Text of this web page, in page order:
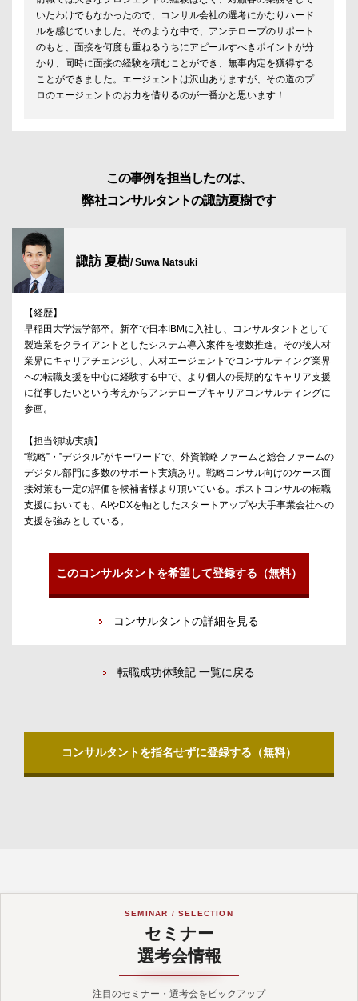
いたわけでもなかったので、コンサル会社の選考にかなりハード
ルを感じていました。そのような中で、アンテロープのサポート
のもと、面接を何度も重ねるうちにアピールすべきポイントが分
かり、同時に面接の経験を積むことができ、無事内定を獲得する
ことができました。エージェントは沢山ありますが、その道のプ
ロのエージェントのお力を借りるのが一番かと思います！
この事例を担当したのは、
弊社コンサルタントの諏訪夏樹です
諏訪 夏樹/ Suwa Natsuki
【経歴】
早稲田大学法学部卒。新卒で日本IBMに入社し、コンサルタントとして
製造業をクライアントとしたシステム導入案件を複数推進。その後人材
業界にキャリアチェンジし、人材エージェントでコンサルティング業界
への転職支援を中心に経験する中で、より個人の長期的なキャリア支援
に従事したいという考えからアンテロープキャリアコンサルティングに
参画。
【担当領域/実績】
“戦略”・”デジタル”がキーワードで、外資戦略ファームと総合ファームの
デジタル部門に多数のサポート実績あり。戦略コンサル向けのケース面
接対策も一定の評価を候補者様より頂いている。ポストコンサルの転職
支援においても、AIやDXを軸としたスタートアップや大手事業会社への
支援を強みとしている。
このコンサルタントを希望して登録する（無料）
コンサルタントの詳細を見る
転職成功体験記 一覧に戻る
コンサルタントを指名せずに登録する（無料）
SEMINAR / SELECTION
セミナー
選考会情報
注目のセミナー・選考会をピックアップ